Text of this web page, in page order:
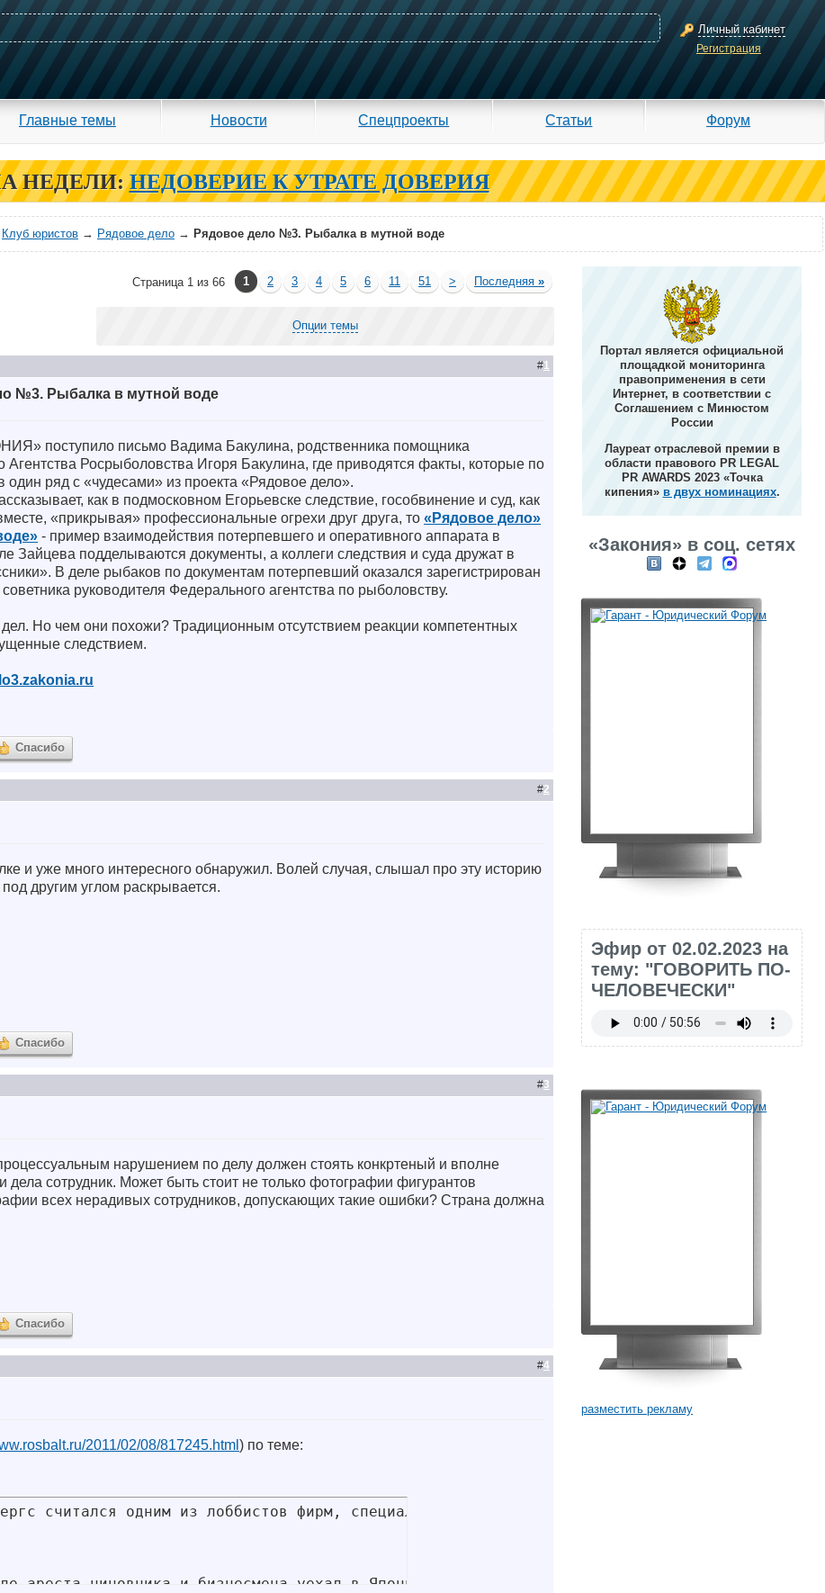
Личный кабинет
Регистрация
Главные темы Новости Спецпроекты Статьи Форум
НЕДЕЛИ: НЕДОВЕРИЕ К УТРАТЕ ДОВЕРИЯ
Клуб юристов → Рядовое дело → Рядовое дело №3. Рыбалка в мутной воде
Страница 1 из 66 1 2 3 4 5 6 11 51 > Последняя»
Опции темы
#1
№3. Рыбалка в мутной воде
поступило письмо Вадима Бакулина, родственника помощника
Агентства Росрыболовства Игоря Бакулина, где приводятся факты, которые по
один ряд с «чудесами» из проекта «Рядовое дело».
как в подмосковном Егорьевске следствие, гособвинение и суд, как
«прикрывая» профессиональные огрехи друг друга, то «Рядовое дело»
- пример взаимодействия потерпевшего и оперативного аппарата в
Зайцева подделываются документы, а коллеги следствия и суда дружат в
В деле рыбаков по документам потерпевший оказался зарегистрирован
руководителя Федерального агентства по рыболовству.
Но чем они похожи? Традиционным отсутствием реакции компетентных
следствием.
Спасибо
#2
и уже много интересного обнаружил. Волей случая, слышал про эту историю
другим углом раскрывается.
Спасибо
#3
нарушением по делу должен стоять конкртеный и вполне
сотрудник. Может быть стоит не только фотографии фигурантов
всех нерадивых сотрудников, допускающих такие ошибки? Страна должна
Спасибо
#4
2011/02/08/817245.html ) по теме:
считался одним из лоббистов фирм, специализирующихся на дрифтерном лове, поэтому
ареста чиновника и бизнесмена уехал в Японию.
Портал является официальной
площадкой мониторинга
правоприменения в сети
Интернет, в соответствии с
Соглашением с Минюстом
России
Лауреат отраслевой премии в
области правового PR LEGAL
PR AWARDS 2023 «Точка
кипения» в двух номинациях.
«Закония» в соц. сетях
Эфир от 02.02.2023 на
тему: "ГОВОРИТЬ ПО-
ЧЕЛОВЕЧЕСКИ"
разместить рекламу